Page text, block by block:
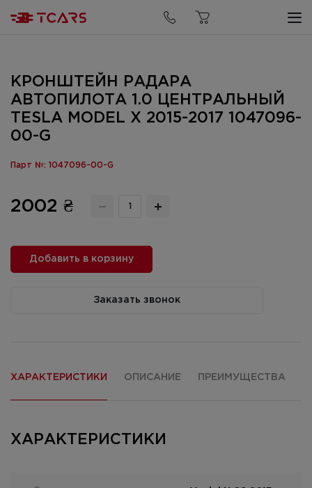
КРОНШТЕЙН РАДАРА
АВТОПИЛОТА 1.0 ЦЕНТРАЛЬНЫЙ
TESLA MODEL X 2015-2017 1047096-
00-G
Парт №: 1047096-00-G
2002 ₴
Добавить в корзину
Заказать звонок
ХАРАКТЕРИСТИКИ ОПИСАНИЕ ПРЕИМУЩЕСТВА
ХАРАКТЕРИСТИКИ